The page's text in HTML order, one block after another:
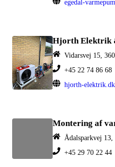
egedal-
Hjorth Elektrik
Vidarsvej 15,
+45 22 74 86 68
hjorth-elektrik.dk
Montering af
Ådalsparkvej
+45 29 70 22 44